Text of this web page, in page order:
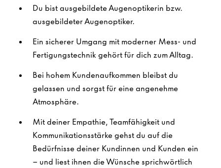
Du bist ausgebildete Augenoptikerin bzw.
ausgebildeter Augenoptiker.
Ein sicherer Umgang mit moderner Mess- und
Fertigungstechnik gehört für dich zum Alltag.
Bei hohem Kundenaufkommen bleibst du
gelassen und sorgst für eine angenehme
Atmosphäre.
Mit deiner Empathie, Teamfähigkeit und
Kommunikationsstärke gehst du auf die
Bedürfnisse deiner Kundinnen und Kunden ein
– und liest ihnen die Wünsche sprichwörtlich